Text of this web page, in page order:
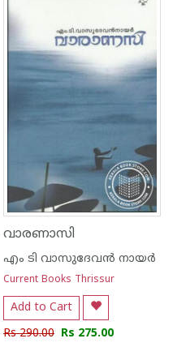
വാരണാസി
എം ടി വാസുദേവന്‍ നായര്‍
Current Books Thrissur
Add to Cart
Rs 290.00 Rs 275.00